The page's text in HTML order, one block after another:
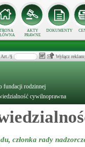
AKTY
PRAWNE
DOKUMENTY
Art./§ Wyłącz
fundacji rodzinnej
cywilnoprawna
członka rady